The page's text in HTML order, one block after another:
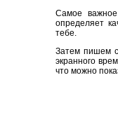
Самое
определяет
тебе.
Затем пишем
экранного
что можно